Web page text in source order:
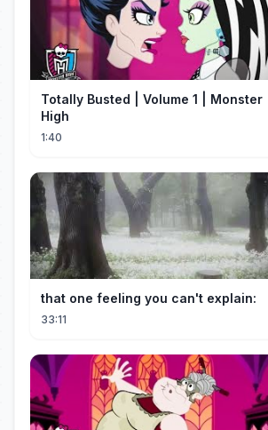
Totally Busted | Volume 1 | Monster
High
1:40
that one feeling you can't explain:
33:11